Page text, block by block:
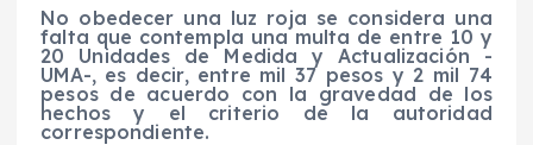
No obedecer una luz roja se considera una
falta que contempla una multa de entre 10 y
20 Unidades de Medida y Actualización -
UMA-, es decir, entre mil 37 pesos y 2 mil 74
pesos de acuerdo con la gravedad de los
hechos y el criterio de la autoridad
correspondiente.